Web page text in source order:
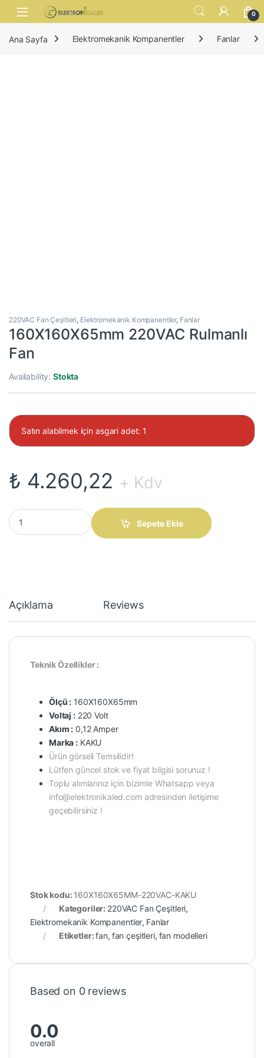
Skip to navigation
Skip to content
Open 0
Ana Sayfa Elektromekanik Kompanentler Fanlar
220VAC Fan Çeşitleri, Elektromekanik Kompanentler, Fanlar
160X160X65mm 220VAC Rulmanlı
Fan
Availability:Stokta
Satın alabilmek için asgari adet: 1
₺ 4.260,22 + Kdv
160X160X65mm 220VAC Rulmanlı Fan quantity
Sepete Ekle
Açıklama Reviews
Teknik Özellikler :
Ölçü : 160X160X65mm
Voltaj :220 Volt
Akım : 0,12 Amper
Marka : KAKU
Ürün görseli Temsilidir!
Lütfen güncel stok ve fiyat bilgisi sorunuz !
Toplu alımlarınız için bizimle Whatsapp veya
info@elektronikaled.com adresinden iletişime
geçebilirsiniz !
Stok kodu: 160X160X65MM-220VAC-KAKU
Kategoriler: 220VAC Fan Çeşitleri,
Elektromekanik Kompanentler, Fanlar
Etiketler:fan, fan çeşitleri, fan modelleri
Based on 0 reviews
0.0
overall